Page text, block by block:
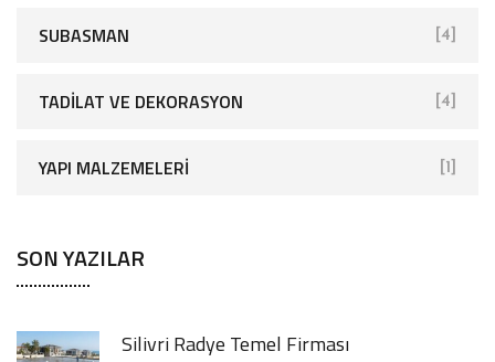
SUBASMAN [4]
TADILAT VE DEKORASYON [4]
YAPI MALZEMELERI [1]
SON YAZILAR
Silivri Radye Temel Firması